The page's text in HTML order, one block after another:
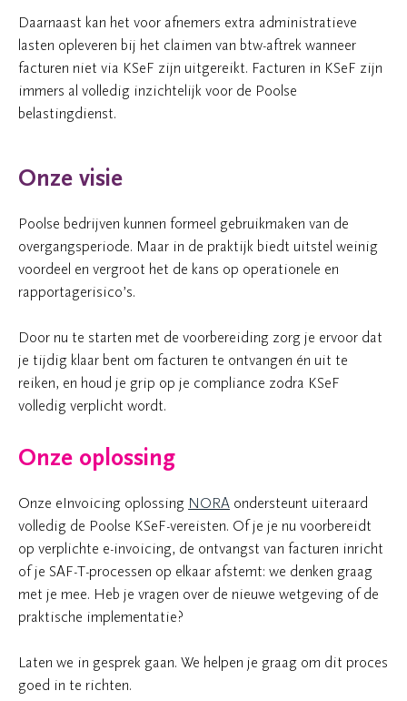
Daarnaast kan het voor afnemers extra administratieve
lasten opleveren bij het claimen van btw-aftrek wanneer
facturen niet via KSeF zijn uitgereikt. Facturen in KSeF zijn
immers al volledig inzichtelijk voor de Poolse
belastingdienst.
Onze visie
Poolse bedrijven kunnen formeel gebruikmaken van de
overgangsperiode. Maar in de praktijk biedt uitstel weinig
voordeel en vergroot het de kans op operationele en
rapportagerisico’s.
Door nu te starten met de voorbereiding zorg je ervoor dat
je tijdig klaar bent om facturen te ontvangen én uit te
reiken, en houd je grip op je compliance zodra KSeF
volledig verplicht wordt.
Onze oplossing
Onze eInvoicing oplossing NORA ondersteunt uiteraard
volledig de Poolse KSeF-vereisten. Of je je nu voorbereidt
op verplichte e-invoicing, de ontvangst van facturen inricht
of je SAF-T-processen op elkaar afstemt: we denken graag
met je mee. Heb je vragen over de nieuwe wetgeving of de
praktische implementatie?
Laten we in gesprek gaan. We helpen je graag om dit proces
goed in te richten.